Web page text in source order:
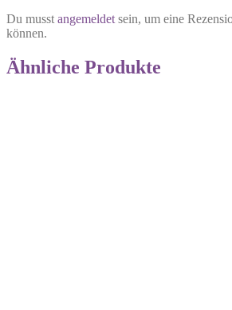
Du musst angemeldet sein, um eine
können.
Ähnliche Produkte